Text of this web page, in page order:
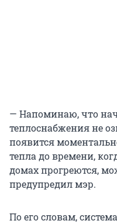
— Напоминаю, что
теплоснабжения не
появится
тепла до времени,
домах прогреются,
предупредил мэр.
По его словам,